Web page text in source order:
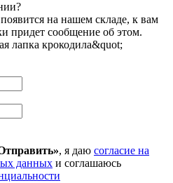
на нашем складе, к вам
придет сообщение об этом.
лапка крокодила&quot;
, я даю согласие на
данных и соглашаюсь